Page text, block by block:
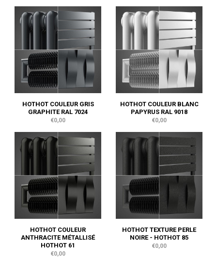
HOTHOT COULEUR GRIS
GRAPHITE RAL 7024
€0,00
HOTHOT COULEUR BLANC
PAPYRUS RAL 9018
€0,00
HOTHOT COULEUR
ANTHRACITE MÉTALLISÉ
HOTHOT 61
€0,00
HOTHOT TEXTURE PERLE
NOIRE - HOTHOT 85
€0,00